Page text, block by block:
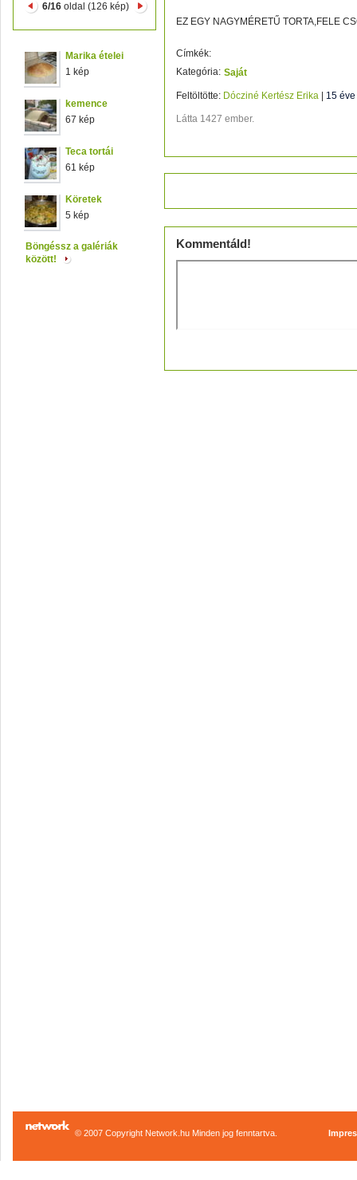
6/16oldal (126 kép)
Marika ételei
1 kép
kemence
67 kép
Teca tortái
61 kép
Köretek
5 kép
Böngéssz a galériák
között!
EZ EGY NAGYMÉRETŰ TORTA,FELE
Címkék:
Kategória: Saját
Feltöltötte: Dócziné Kertész Erika 15 éve
Látta 1427 ember.
Kommentáld!
© 2007 Copyright Network.hu Minden jog fenntartva.